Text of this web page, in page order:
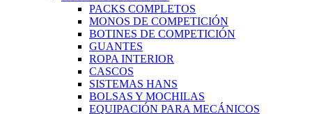
PACKS COMPLETOS
MONOS DE COMPETICIÓN
BOTINES DE COMPETICIÓN
GUANTES
ROPA INTERIOR
CASCOS
SISTEMAS HANS
BOLSAS Y MOCHILAS
EQUIPACIÓN PARA MECÁNICOS